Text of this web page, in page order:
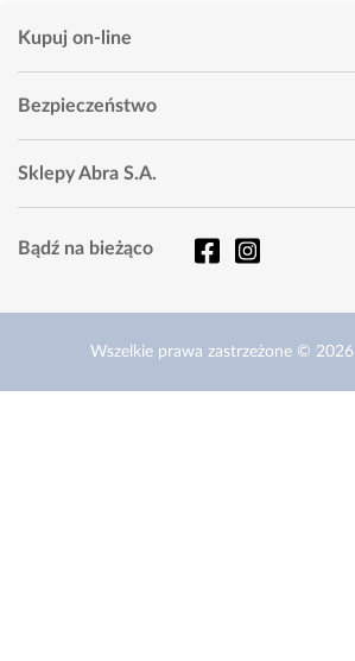
Kupuj on-line
Bezpieczeństwo
Sklepy Abra S.A.
Bądź na bieżąco
Wszelkie prawa zastrzeżone © 2026